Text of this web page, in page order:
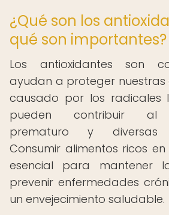
¿Qué son los
qué son importantes?
Los antioxidantes son
ayudan a proteger nuestras
causado por los radicales
pueden contribuir al
prematuro y diversas
Consumir alimentos ricos
esencial para mantener
prevenir enfermedades
un envejecimiento saludable.